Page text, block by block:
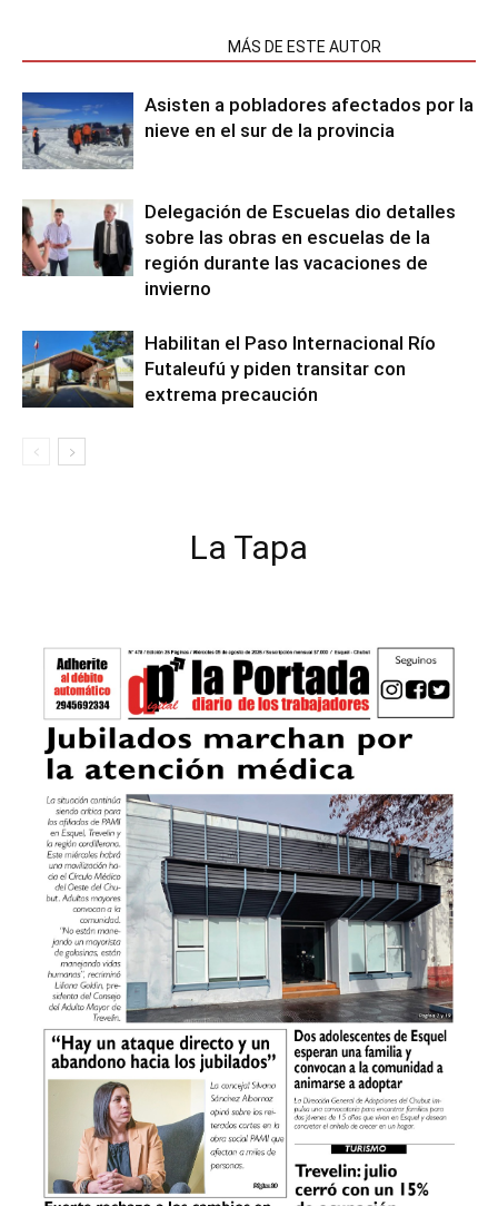
MÁS DE ESTE AUTOR
Asisten a pobladores afectados por la
nieve en el sur de la provincia
Delegación de Escuelas dio detalles
sobre las obras en escuelas de la
región durante las vacaciones de
invierno
Habilitan el Paso Internacional Río
Futaleufú y piden transitar con
extrema precaución
La Tapa